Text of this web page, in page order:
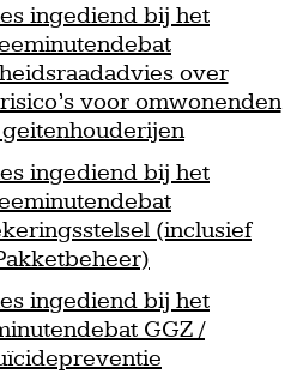
ingediend bij het
over
voor omwonenden
ingediend bij het
(inclusief
ingediend bij het
GGZ /